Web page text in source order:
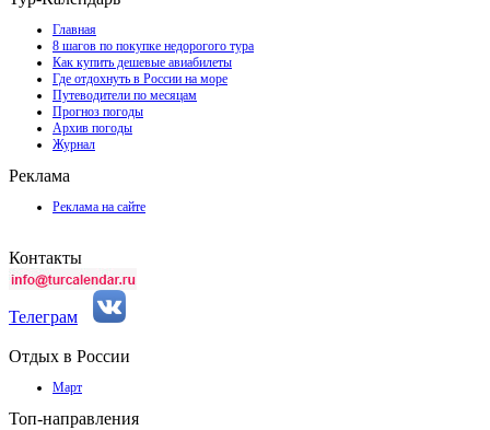
Главная
8 шагов по покупке недорогого тура
Как купить дешевые авиабилеты
Где отдохнуть в России на море
Путеводители по месяцам
Прогноз погоды
Архив погоды
Журнал
Реклама
Реклама на сайте
Контакты
Телеграм
Отдых в России
Март
Топ-направления